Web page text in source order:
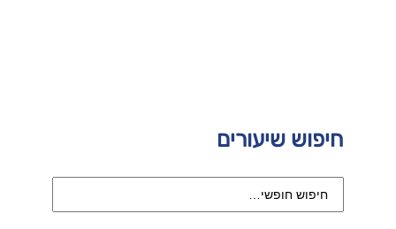
חיפוש שיעורים